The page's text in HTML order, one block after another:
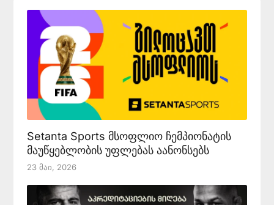
Setanta Sports მსოფლიო ჩემპიონატის
მაუწყებლობის უფლებას აანონსებს
23 Მაი, 2026